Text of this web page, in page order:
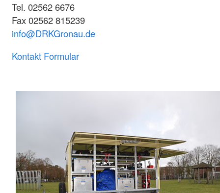
Tel. 02562 6676
Fax 02562 815239
info@DRKGronau.de
Kontakt Formular